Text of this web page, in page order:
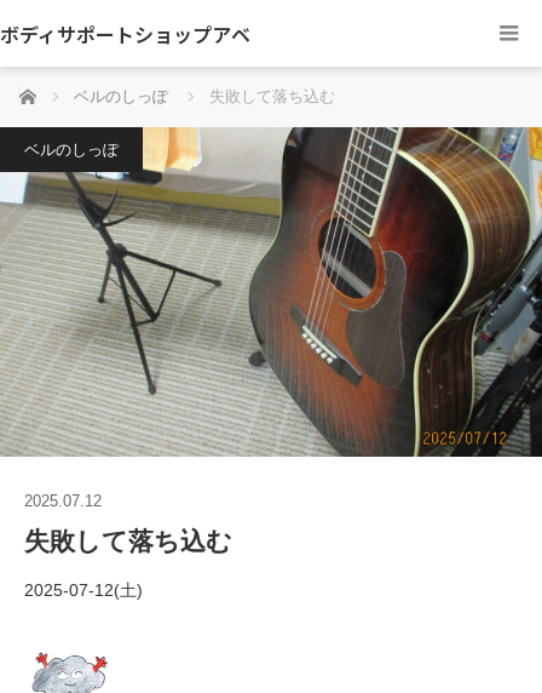
ボディサポートショップアベ
ホーム ベルのしっぽ 失敗して落ち込む
ベルのしっぽ
2025.07.12
失敗して落ち込む
2025-07-12(土)